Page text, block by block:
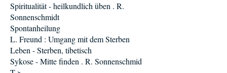
Spiritualität - heilkundlich üben . R.
Sonnenschmidt
Spontanheilung
L. Freund : Umgang mit dem Sterben
Leben - Sterben, tibetisch
Sykose - Mitte finden . R. Sonnenschmid